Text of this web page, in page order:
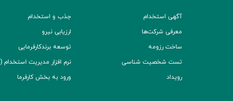
آگهی استخدام
معرفی شرکت‌ها
ساخت رزومه
تست شخصیت شناسی
رویداد
جذب و استخدام
ارزیابی نیرو
توسعه برند‌کارفرمایی
نرم افزار مدیریت استخدام (ATS)
ورود به بخش کارفرما